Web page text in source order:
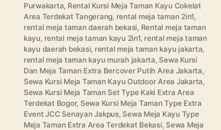
Purwakarta, Rental Kursi Meja Taman Kayu Cokelat
Area Terdekat Tangerang, rental meja taman 2in1,
rental meja taman daerah bekasi, Rental meja taman
kayu, rental meja taman kayu 2in1, rental meja taman
kayu daerah bekasi, rental meja taman kayu jakarta,
rental meja taman kayu murah jakarta, Sewa Kursi
Dan Meja Taman Extra Bercover Putih Area Jakarta,
Sewa Kursi Meja Taman Kayu Outdoor Area Jakarta,
Sewa Kursi Meja Taman Set Type Kaki Extra Area
Terdekat Bogor, Sewa Kursi Meja Taman Type Extra
Event JCC Senayan Jakpus, Sewa Meja Kayu Type
Meja Taman Extra Area Terdekat Bekasi, Sewa Meja